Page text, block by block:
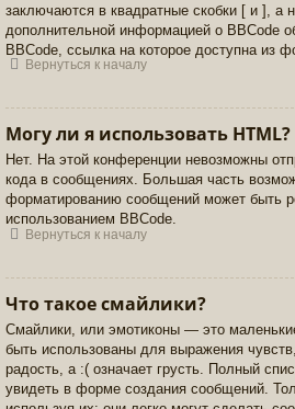
заключаются в квадратные скобки [ и ], а
дополнительной информацией о BBCode
BBCode, ссылка на которое доступна из
Вернуться к началу
Могу ли я использовать HTML?
Нет. На этой конференции невозможны
кода в сообщениях. Большая часть
форматированию сообщений может быть
использованием BBCode.
Вернуться к началу
Что такое смайлики?
Смайлики, или эмотиконы — это
быть использованы для выражения
радость, а :( означает грусть. Полный
увидеть в форме создания сообщений.